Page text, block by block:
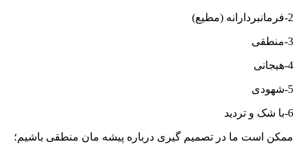
2-فرمانبردارانه (مطیع)
3-منطقی
4-هیجانی
5-شهودی
6-با شک و تردید
ممکن است ما در تصمیم گیری درباره پیشه مان منطقی باشیم؛